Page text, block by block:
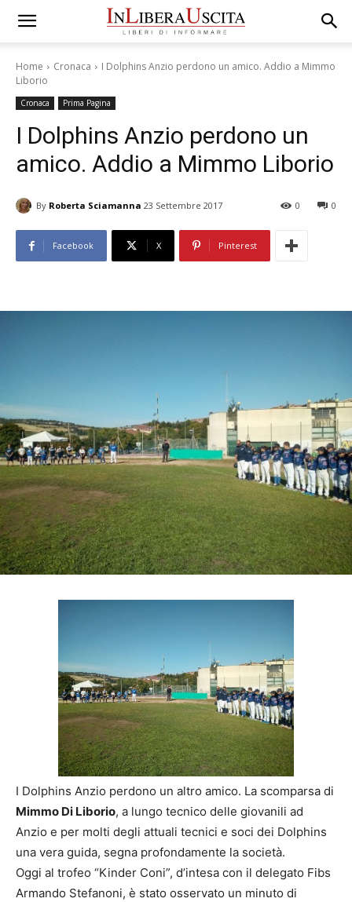
Home Cronaca
I Dolphins Anzio perdono un amico. Addio a Mimmo
Liborio
Cronaca Prima Pagina
I Dolphins Anzio perdono un
amico. Addio a Mimmo Liborio
By Roberta Sciamanna 23 Settembre 2017 0
0
Facebook X Pinterest
I Dolphins Anzio perdono un altro amico. La scomparsa di
Mimmo Di Liborio, a lungo tecnico delle giovanili ad
Anzio e per molti degli attuali tecnici e soci dei Dolphins
una vera guida, segna profondamente la società.
Oggi al trofeo “Kinder Coni”, d’intesa con il delegato Fibs
Armando Stefanoni, è stato osservato un minuto di